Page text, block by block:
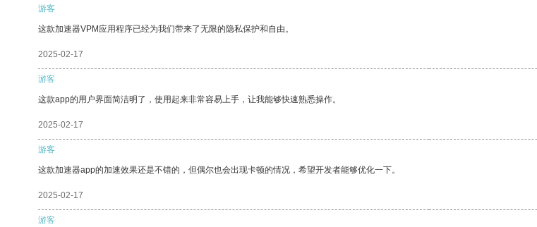
游客
这款加速器VPM应用程序已经为我们带来了无限的隐私保护和自由。
2025-02-17
游客
这款app的用户界面简洁明了，使用起来非常容易上手，让我能够快速熟悉操作。
2025-02-17
游客
这款加速器app的加速效果还是不错的，但偶尔也会出现卡顿的情况，希望开发者能够优化一下。
2025-02-17
游客